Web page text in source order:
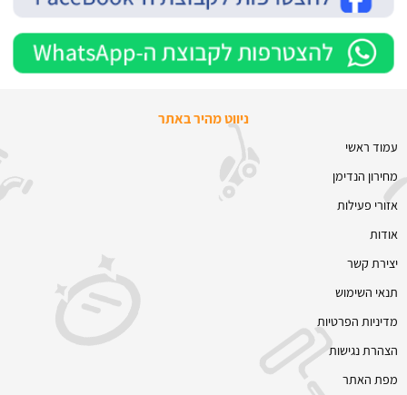
ניווט מהיר באתר
עמוד ראשי
מחירון הנדימן
אזורי פעילות
אודות
יצירת קשר
תנאי השימוש
מדיניות הפרטיות
הצהרת נגישות
מפת האתר